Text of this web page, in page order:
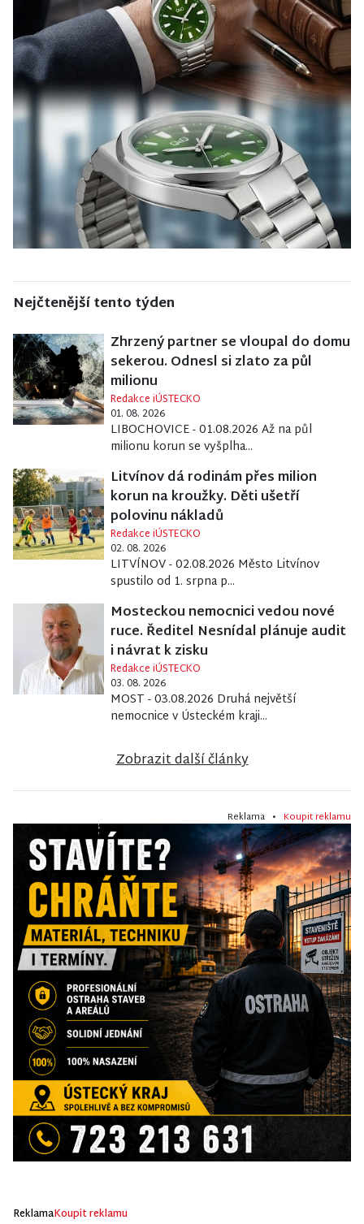
Nejčtenější tento týden
Zhrzený partner se vloupal do domu
sekerou. Odnesl si zlato za půl
milionu
Redakce iÚSTECKO
01. 08. 2026
LIBOCHOVICE - 01.08.2026 Až na půl
milionu korun se vyšplha...
Litvínov dá rodinám přes milion
korun na kroužky. Děti ušetří
polovinu nákladů
Redakce iÚSTECKO
02. 08. 2026
LITVÍNOV - 02.08.2026 Město Litvínov
spustilo od 1. srpna p...
Mosteckou nemocnici vedou nové
ruce. Ředitel Nesnídal plánuje audit
i návrat k zisku
Redakce iÚSTECKO
03. 08. 2026
MOST - 03.08.2026 Druhá největší
nemocnice v Ústeckém kraji...
Zobrazit další články
Reklama • Koupit reklamu
ReklamaKoupit reklamu